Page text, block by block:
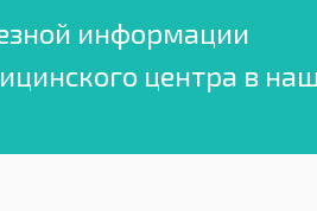
информации
центра в